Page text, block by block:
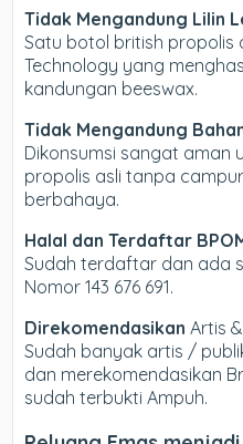
Tidak Mengandung Lilin
Satu botol british propolis
Technology yang
kandungan beeswax.
Tidak Mengandung
Dikonsumsi sangat aman
propolis asli tanpa
berbahaya.
Halal dan Terdaftar
Sudah terdaftar dan ada
Nomor 143 676 691.
Direkomendasikan Artis
Sudah banyak artis /
dan merekomendasikan
sudah terbukti Ampuh.